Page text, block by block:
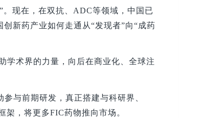
现在，在双抗、ADC等领域，中国已
新药产业如何走通从“发现者”向“成药
学术界的力量，向后在商业化、全球注
与前期研发，真正搭建与科研界、
，将更多FIC药物推向市场。